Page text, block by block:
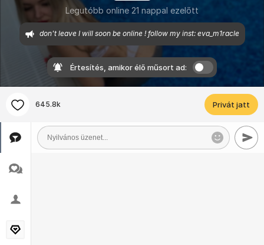
Legutóbb online 21 nappal ezelőtt
don't leave I will soon be online ! follow my inst: eva_m1racle
Értesítés, amikor élő műsort ad:
645.8k Privát jatt